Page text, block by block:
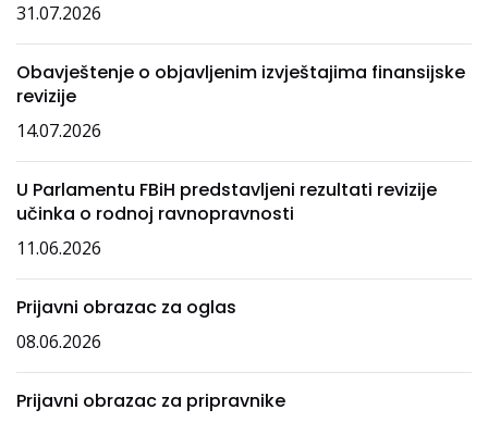
31.07.2026
Obavještenje o objavljenim izvještajima finansijske
revizije
14.07.2026
U Parlamentu FBiH predstavljeni rezultati revizije
učinka o rodnoj ravnopravnosti
11.06.2026
Prijavni obrazac za oglas
08.06.2026
Prijavni obrazac za pripravnike